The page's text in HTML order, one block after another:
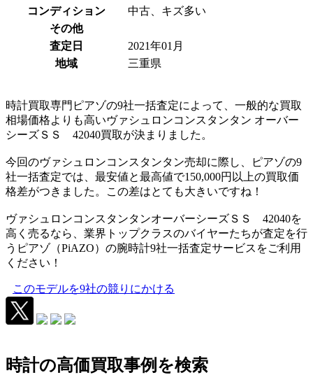
コンディション
中古、キズ多い
その他
査定日
2021年01月
地域
三重県
時計買取専門ピアゾの9社一括査定によって、一般的な買取
相場価格よりも高いヴァシュロンコンスタンタン オーバー
シーズＳＳ 42040買取が決まりました。
今回のヴァシュロンコンスタンタン売却に際し、ピアゾの9
社一括査定では、最安値と最高値で150,000円以上の買取価
格差がつきました。この差はとても大きいですね！
ヴァシュロンコンスタンタンオーバーシーズＳＳ 42040を
高く売るなら、業界トップクラスのバイヤーたちが査定を行
うピアゾ（PiAZO）の腕時計9社一括査定サービスをご利用
ください！
このモデルを9社の競りにかける
時計の高価買取事例を検索